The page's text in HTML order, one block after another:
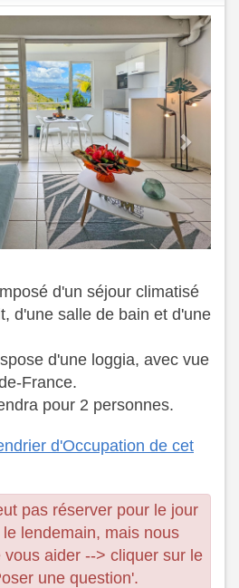
Next
d'un séjour climatisé
d'une salle de bain et d'une
d'une loggia, avec vue
France.
pour 2 personnes.
d'Occupation de cet
pas réserver pour le jour
lendemain, mais nous
vous aider --> cliquer sur le
une question'.